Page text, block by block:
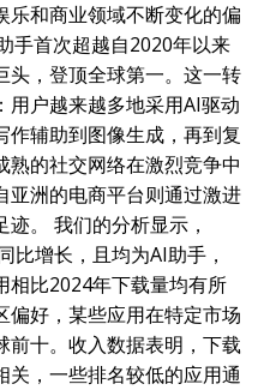
乐和商业领域不断变化的偏
手首次超越自2020年以来
头，登顶全球第一。这一转
用户越来越多地采用AI驱动
作辅助到图像生成，再到复
的社交网络在激烈竞争中
亚洲的电商平台则通过激进
。 我们的分析显示，
比增长，且均为AI助手，
相比2024年下载量均有所
偏好，某些应用在特定市场
前十。收入数据表明，下载
，一些排名较低的应用通